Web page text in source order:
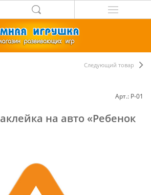
Следующий товар
Арт.: Р-01
на авто «Ребенок